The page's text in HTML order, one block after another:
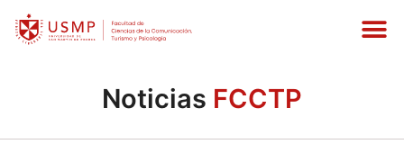
Noticias FCCTP